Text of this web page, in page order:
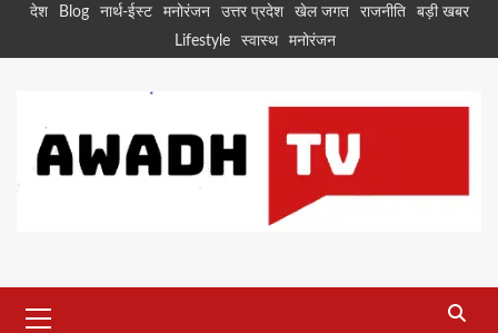
Skipदेश Blog नार्थ-ईस्ट मनोरंजन उत्तर प्रदेश खेल जगत राजनीति
बड़ी खबर
Lifestyle
स्वास्थ मनोरंजन
Menu